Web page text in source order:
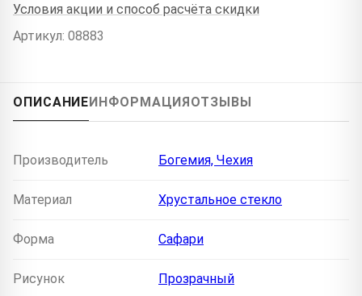
Условия акции и способ расчёта скидки
Артикул: 08883
ОПИСАНИЕ ИНФОРМАЦИЯ ОТЗЫВЫ
Производитель Богемия, Чехия
Материал Хрустальное стекло
Форма Сафари
Рисунок Прозрачный